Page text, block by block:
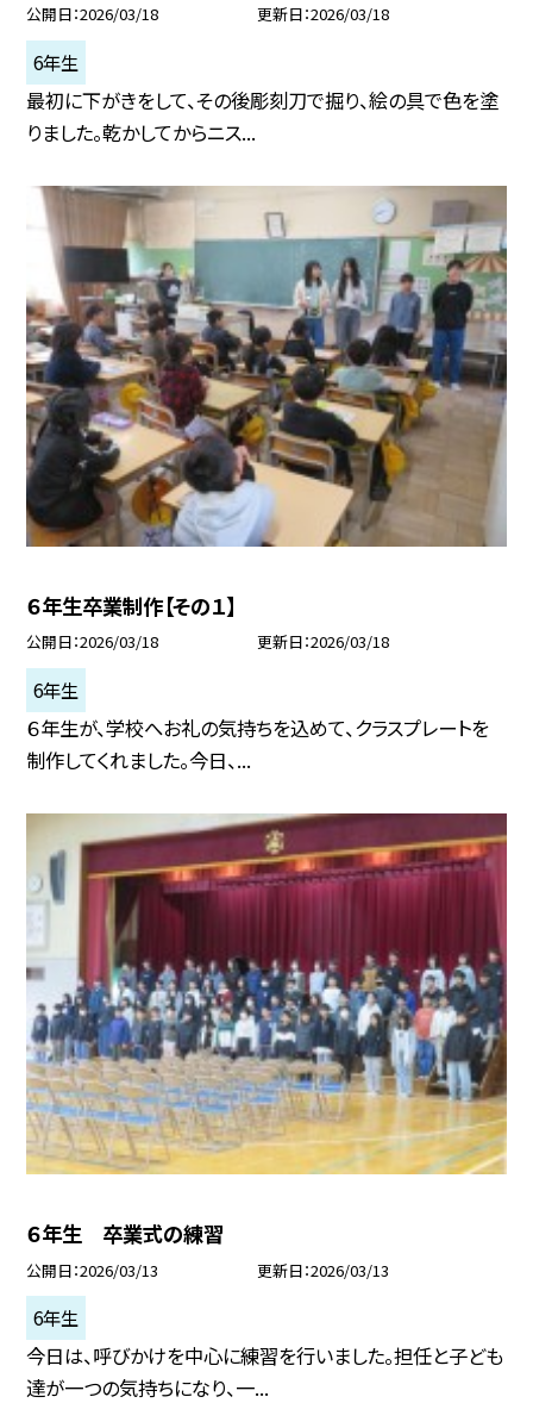
公開日 2026/03/18 更新日 2026/03/18
6年生
最初に下がきをして、その後彫刻刀で掘り、絵の具で色を塗
りました。乾かしてからニス...
６年生卒業制作【その１】
公開日 2026/03/18 更新日 2026/03/18
6年生
６年生が、学校へお礼の気持ちを込めて、クラスプレートを
制作してくれました。今日、...
６年生 卒業式の練習
公開日 2026/03/13 更新日 2026/03/13
6年生
今日は、呼びかけを中心に練習を行いました。担任と子ども
達が一つの気持ちになり、一...